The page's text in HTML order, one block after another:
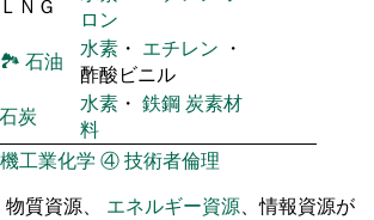
ＬＮＧ
ロン
🏞 石油 水素 ・ エチレン ・
酢酸ビニル
石炭 水素 ・ 鉄鋼炭素材
料
工業化学 ④技術者倫理
質資源、 エネルギー資源、情報資源が